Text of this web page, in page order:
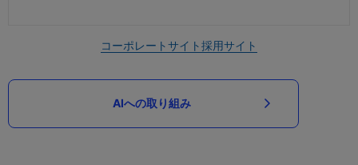
コーポレートサイト採用サイト
AIへの取り組み